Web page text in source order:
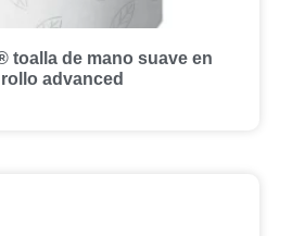
toalla de mano suave en
rollo advanced